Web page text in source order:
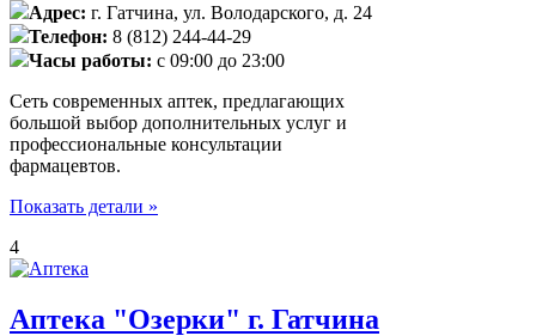
Адрес: г. Гатчина, ул. Володарского, д. 24
Телефон: 8 (812) 244-44-29
Часы работы: с 09:00 до 23:00
Сеть современных аптек, предлагающих
большой выбор дополнительных услуг и
профессиональные консультации
фармацевтов.
Показать детали »
4
Аптека "Озерки" г. Гатчина